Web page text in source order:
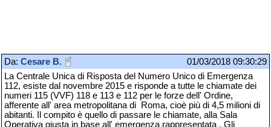
Da: Cesare B.
01/03/2018 09:30:29
La Centrale Unica di Risposta del Numero Unico di Emergenza
112, esiste dal novembre 2015 e risponde a tutte le chiamate dei
numeri 115 (VVF) 118 e 113 e 112 per le forze dell' Ordine,
afferente all' area metropolitana di Roma, cioè più di 4,5 milioni di
abitanti. Il compito è quello di passare le chiamate, alla Sala
Operativa giusta in base all' emergenza rappresentata . Gli